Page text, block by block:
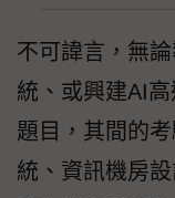
不可諱言，無
統、或興建AI
題目，其間的
統、資訊機房